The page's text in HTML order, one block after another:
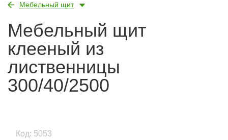
Мебельный щит
Мебельный щит
клееный из
лиственницы
300/40/2500
Код: 5053